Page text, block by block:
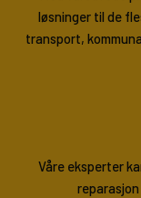
løsninger til de
transport,
Våre eksperter